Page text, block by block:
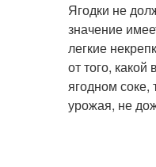
Ягодки не
значение
легкие
от того,
ягодном
урожая, не